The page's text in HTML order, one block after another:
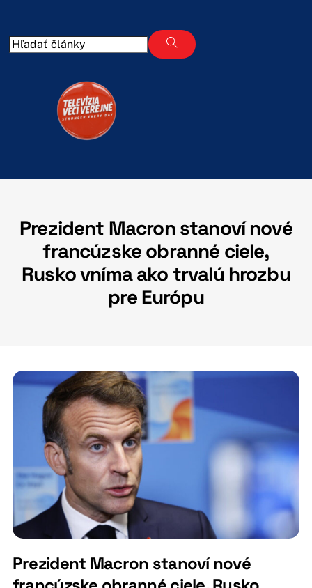
content
Prezident Macron stanoví nové
francúzske obranné ciele,
Rusko vníma ako trvalú hrozbu
pre Európu
Prezident Macron stanoví nové